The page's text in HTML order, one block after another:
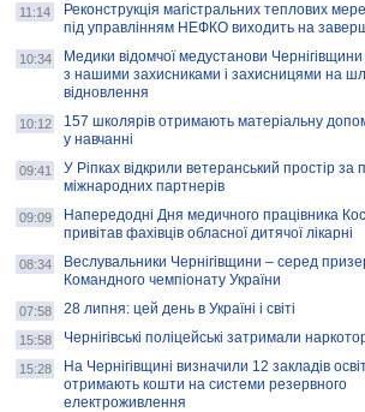
11:14
Реконструкція магістральних теплових
під управлінням НЕФКО виходить на
10:34
Медики відомчої медустанови
з нашими захисниками і захисницями на
відновлення
10:12
157 школярів отримають матеріальну
у навчанні
09:41
У Ріпках відкрили ветеранський простір за
міжнародних партнерів
09:09
Напередодні Дня медичного працівника
привітав фахівців обласної дитячої лікарні
08:34
Веслувальники Чернігівщини – серед
Командного чемпіонату України
07:58 28 липня: цей день в Україні і світі
15:58 Чернігівські поліцейські затримали
15:28
На Чернігівщині визначили 12 закладів
отримають кошти на системи резервного
електроживлення